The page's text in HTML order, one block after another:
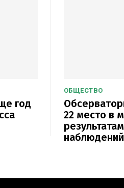
год
ОБЩЕСТВО
22 место в
наблюдений